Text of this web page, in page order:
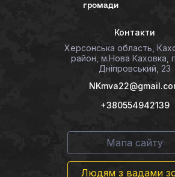
громади
Контакти
Херсонська область,
район, м.Нова Каховка,
Дніпровський, 23
+380554942139
Мапа сайту
Людям з вадами